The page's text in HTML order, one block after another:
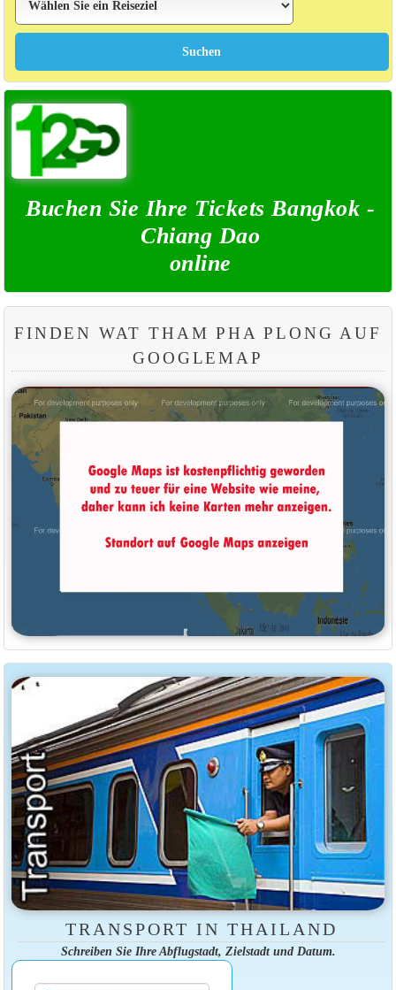
Buchen Sie Ihre Tickets Bangkok -
Chiang Dao
online
FINDEN WAT THAM PHA PLONG AUF
GOOGLEMAP
TRANSPORT IN THAILAND
Schreiben Sie Ihre Abflugstadt, Zielstadt und Datum.